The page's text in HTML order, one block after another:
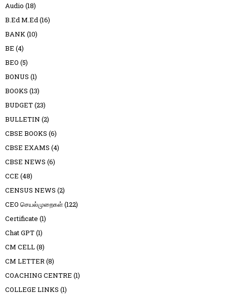
Audio (18)
B.Ed M.Ed(16)
BANK(10)
BE (4)
BEO (5)
BONUS (1)
BOOKS (13)
BUDGET(23)
BULLETIN (2)
CBSE BOOKS (6)
CBSE EXAMS (4)
CBSE NEWS (6)
CCE (48)
CENSUS NEWS (2)
CEO செயல்முறைகள்(122)
Certificate (1)
Chat GPT(1)
CM CELL(8)
CM LETTER(8)
COACHING CENTRE (1)
COLLEGE LINKS (1)